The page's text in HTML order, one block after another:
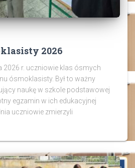
2026
2026 r. uczniowie klas ósmych
ósmoklasisty. Był to ważny
naukę w szkole podstawowej
egzamin w ich edukacyjnej
uczniowie zmierzyli